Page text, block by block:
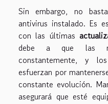
Sin embargo, no
antivirus instalado. Es
con las últimas
debe a que las
constantemente, y
esfuerzan por
constante evolución.
asegurará que esté